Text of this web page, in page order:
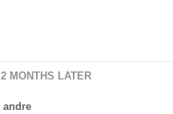
2 MONTHS LATER
andre